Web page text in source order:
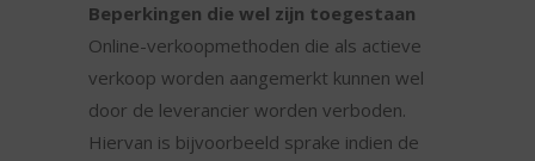
Beperkingen die wel zijn toegestaan
Online-verkoopmethoden die als actieve
verkoop worden aangemerkt kunnen wel
door de leverancier worden verboden.
Hiervan is bijvoorbeeld sprake indien de